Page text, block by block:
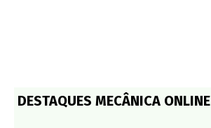
DESTAQUES MECÂNICA ONLINE